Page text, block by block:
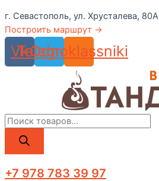
г. Севастополь, ул. Хрусталева, 80А
Построить маршрут →
Vk
Telegram
Odnoklassniki
Поиск
товаров
+7 978 783 39 97